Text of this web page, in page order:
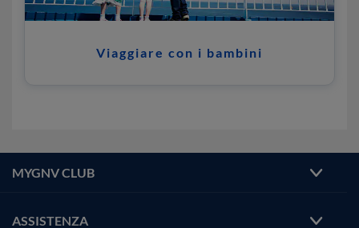
Viaggiare con i bambini
MYGNV CLUB
ASSISTENZA